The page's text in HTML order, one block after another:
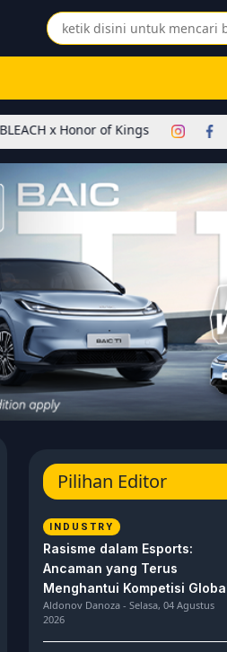
of Kings Dimulai! Hadirkan Skin
Pilihan Editor
INDUSTRY
Rasisme dalam Esports:
Ancaman yang Terus
Menghantui Kompetisi
Aldonov Danoza - Selasa, 04 Agustus
2026